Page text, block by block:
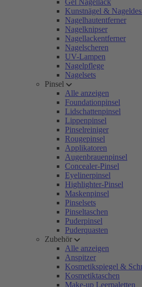
Gel Nagellack
Kunstnägel &
Nagelhautentferner
Nagelknipser
Nagellackentferner
Nagelscheren
UV-Lampen
Nagelpflege
Nagelsets
Pinsel
Alle anzeigen
Foundationpinsel
Lidschattenpinsel
Lippenpinsel
Pinselreiniger
Rougepinsel
Applikatoren
Augenbrauenpinsel
Concealer-Pinsel
Eyelinerpinsel
Highlighter-Pinsel
Maskenpinsel
Pinselsets
Pinseltaschen
Puderpinsel
Puderquasten
Zubehör
Alle anzeigen
Anspitzer
Kosmetikspiegel &
Kosmetiktaschen
Make-up Leerpaletten